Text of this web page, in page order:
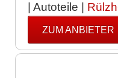
| Autoteile |
ZUM ANBIETER